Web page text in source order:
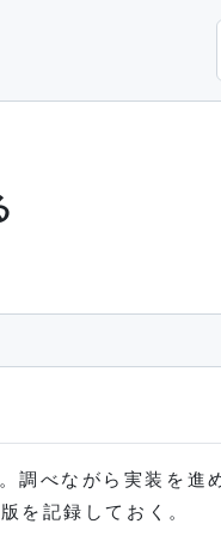
べながら実装を進
記録しておく。